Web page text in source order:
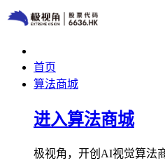
首页
算法商城
进入算法商城
极视角，开创AI视觉算法